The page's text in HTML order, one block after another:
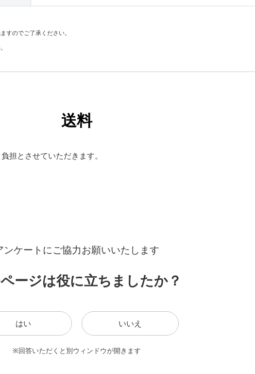
すのでご了承ください。
送料
担とさせていただきます。
ンケートにご協力お願いいたします
ージは役に立ちましたか？
はい いいえ
※回答いただくと別ウィンドウが開きます